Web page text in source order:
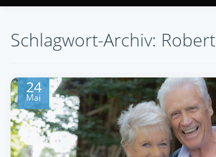
Schlagwort-Archiv: Robert
24
Mai